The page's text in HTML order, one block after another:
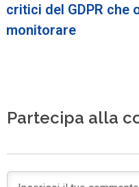
critici del GDPR che
monitorare
Partecipa alla